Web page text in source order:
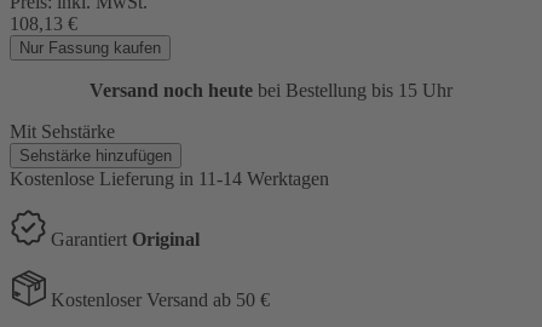
108,13 €
Nur Fassung kaufen
Versand noch heute bei Bestellung bis 15 Uhr
Mit Sehstärke
Sehstärke hinzufügen
Kostenlose Lieferung in 11-14 Werktagen
Garantiert Original
Kostenloser Versand ab 50 €